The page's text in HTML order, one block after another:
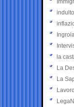
indulto
la
La
La
Lavoro